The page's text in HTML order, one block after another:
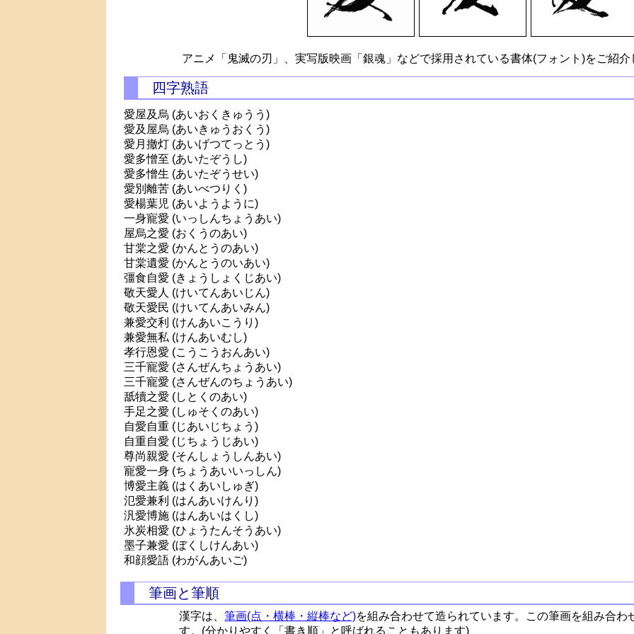
アニメ「鬼滅の刃」、実写版映画「銀魂」などで採用されている書体(フォント)をご紹介
四字熟語
愛屋及烏 (あいおくきゅうう)
愛及屋烏 (あいきゅうおくう)
愛月撤灯 (あいげつてっとう)
愛多憎至 (あいたぞうし)
愛多憎生 (あいたぞうせい)
愛別離苦 (あいべつりく)
愛楊葉児 (あいようように)
一身寵愛 (いっしんちょうあい)
屋烏之愛 (おくうのあい)
甘棠之愛 (かんとうのあい)
甘棠遺愛 (かんとうのいあい)
彊食自愛 (きょうしょくじあい)
敬天愛人 (けいてんあいじん)
敬天愛民 (けいてんあいみん)
兼愛交利 (けんあいこうり)
兼愛無私 (けんあいむし)
孝行恩愛 (こうこうおんあい)
三千寵愛 (さんぜんちょうあい)
三千寵愛 (さんぜんのちょうあい)
舐犢之愛 (しとくのあい)
手足之愛 (しゅそくのあい)
自愛自重 (じあいじちょう)
自重自愛 (じちょうじあい)
尊尚親愛 (そんしょうしんあい)
寵愛一身 (ちょうあいいっしん)
博愛主義 (はくあいしゅぎ)
氾愛兼利 (はんあいけんり)
汎愛博施 (はんあいはくし)
氷炭相愛 (ひょうたんそうあい)
墨子兼愛 (ぼくしけんあい)
和顔愛語 (わがんあいご)
筆画と筆順
漢字は、筆画(点・横棒・縦棒など)を組み合わせて造られています。この筆画を組み合わ
す。(分かりやすく「書き順」と呼ばれることもあります)